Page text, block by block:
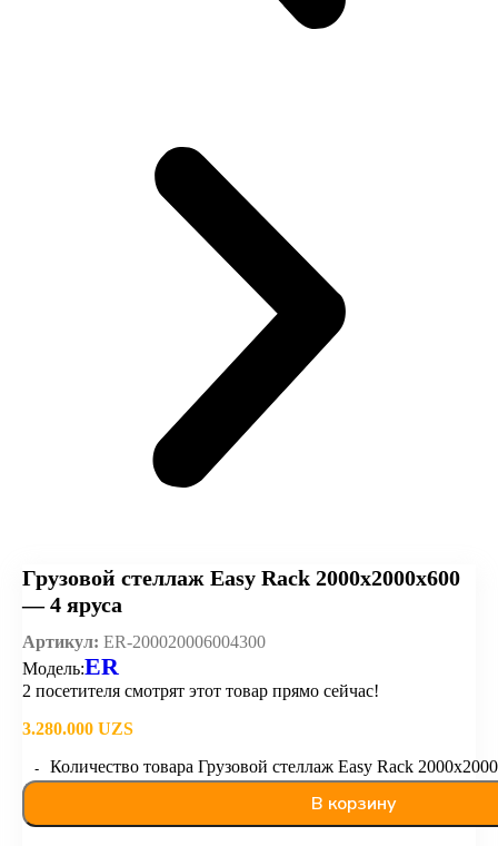
Грузовой стеллаж Easy Rack 2000х2000х600
— 4 яруса
Артикул: ER-200020006004300
Модель:ER
2 посетителя смотрят этот товар прямо сейчас!
3.280.000 UZS
Количество товара Грузовой стеллаж Easy Rack
В корзину